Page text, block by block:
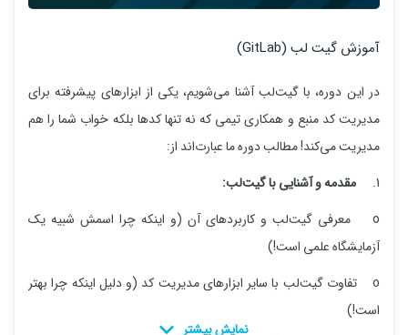
آموزش گیت لب (GitLab)
در این دوره، با گیت‌لب آشنا می‌شویم، یکی از ابزارهای پیشرفته برای
مدیریت کد منبع و همکاری تیمی که نه تنها کدها بلکه خواب شما را هم
مدیریت می‌کند! مطالب دوره ما عبارت‌اند از:
1.
مقدمه و آشنایی با گیت‌لب:
o معرفی گیت‌لب و کاربردهای آن (و اینکه چرا اسمش شبیه یک
آزمایشگاه علمی است!)
o تفاوت گیت‌لب با سایر ابزارهای مدیریت کد (و دلیل اینکه چرا بهتر
است!)